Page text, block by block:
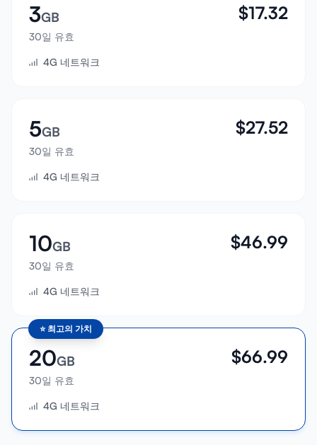
3GB
30일 유효
$17.32
4G 네트워크
5GB
30일 유효
$27.52
4G 네트워크
10GB
30일 유효
$46.99
4G 네트워크
⭐ 최고의 가치
20GB
30일 유효
$66.99
4G 네트워크